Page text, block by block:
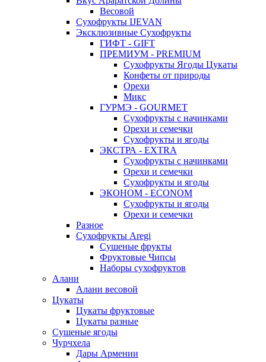
Весовой
Сухофрукты IJEVAN
Эксклюзивные Сухофрукты
ГИФТ - GIFT
ПРЕМИУМ - PREMIUM
Сухофрукты Ягоды Цукаты
Конфеты от природы
Орехи
Микс
ГУРМЭ - GOURMET
Сухофрукты с начинками
Орехи и семечки
Сухофрукты и ягоды
ЭКСТРА - EXTRA
Сухофрукты с начинками
Орехи и семечки
Сухофрукты и ягоды
ЭКОНОМ - ECONOM
Сухофрукты и ягоды
Орехи и семечки
Разное
Сухофрукты Aregi
Сушеные фрукты
Фруктовые Чипсы
Наборы сухофруктов
Алани
Алани весовой
Цукаты
Цукаты фруктовые
Цукаты разные
Сушеные ягоды
Чурчхела
Дары Армении